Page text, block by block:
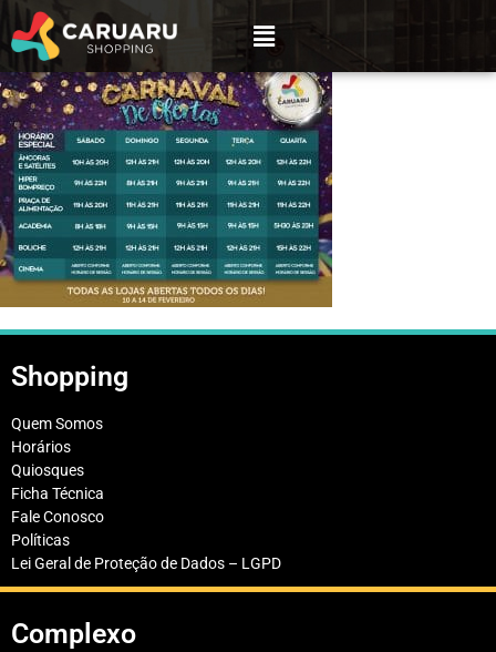
Shopping
Quem Somos
Horários
Quiosques
Ficha Técnica
Fale Conosco
Políticas
Lei Geral de Proteção de Dados – LGPD
Complexo